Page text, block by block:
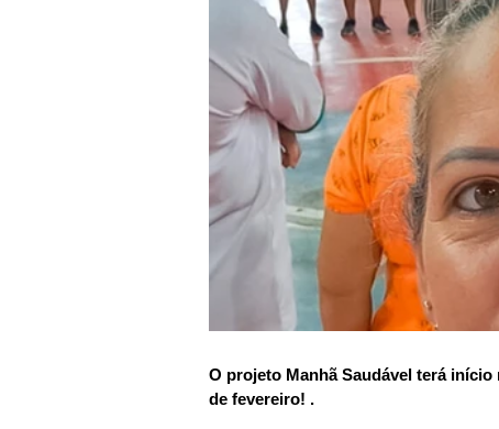
O projeto Manhã Saudável terá
de fevereiro! .